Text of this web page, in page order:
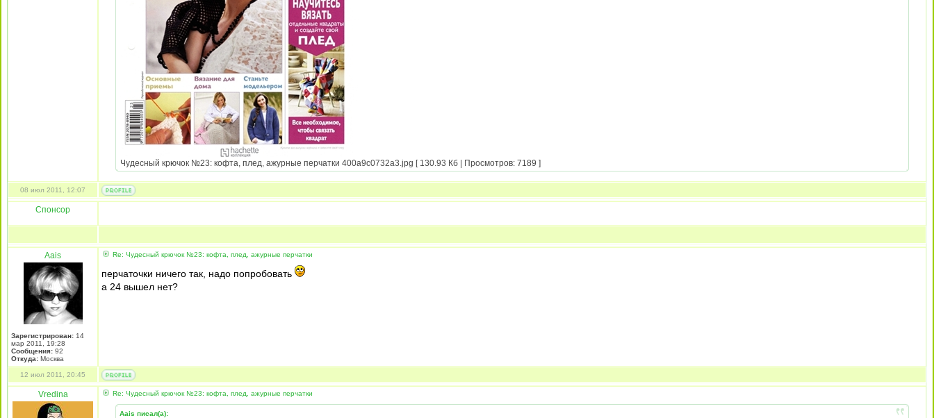
Чудесный крючок №23: кофта, плед, ажурные перчатки 400a9c0732a3.jpg [ 130.93 Кб | Просмотров: 7189 ]
08 июл 2011, 12:07
Спонсор
Aais
Зарегистрирован: 14
мар 2011, 19:28
Сообщения: 92
Откуда: Москва
Re: Чудесный крючок №23: кофта, плед, ажурные перчатки
перчаточки ничего так, надо попробовать
а 24 вышел нет?
12 июл 2011, 20:45
Vredina Re: Чудесный крючок №23: кофта, плед, ажурные перчатки
Aais писал(а):